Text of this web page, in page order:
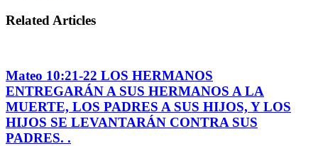
Related Articles
Mateo 10:21-22 LOS HERMANOS
ENTREGARÁN A SUS HERMANOS A LA
MUERTE, LOS PADRES A SUS HIJOS, Y LOS
HIJOS SE LEVANTARÁN CONTRA SUS
PADRES. .